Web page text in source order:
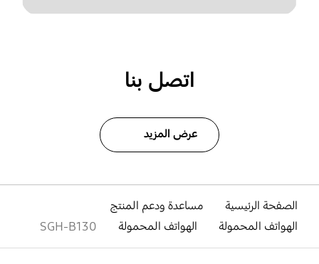
اتصل بنا
عرض المزيد
الصفحة الرئيسية
مساعدة ودعم المنتج
الهواتف المحمولة
الهواتف المحمولة SGH-B130